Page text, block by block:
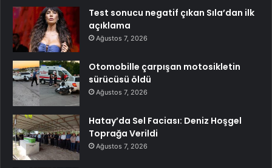
Test sonucu negatif çıkan Sıla’dan ilk
açıklama
Ağustos 7, 2026
Otomobille çarpışan motosikletin
sürücüsü öldü
Ağustos 7, 2026
Hatay’da Sel Faciası: Deniz Hoşgel
Toprağa Verildi
Ağustos 7, 2026